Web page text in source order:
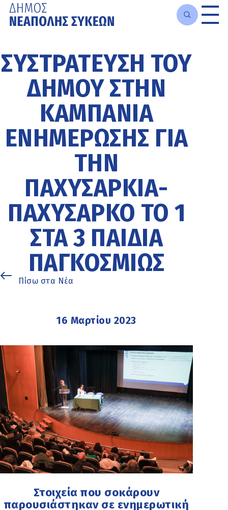
κυρίως
περιεχόμενο
ΣΥΣΤΡΆΤΕΥΣΗ ΤΟΥ
ΔΉΜΟΥ ΣΤΗΝ
ΚΑΜΠΆΝΙΑ
ΕΝΗΜΈΡΩΣΗΣ ΓΙΑ
ΤΗΝ
ΠΑΧΥΣΑΡΚΊΑ-
ΠΑΧΎΣΑΡΚΟ ΤΟ 1
ΣΤΑ 3 ΠΑΙΔΙΆ
ΠΑΓΚΟΣΜΊΩΣ
Πίσω στα Νέα
16 Μαρτίου 2023
Στοιχεία που σοκάρουν
παρουσιάστηκαν σε ενημερωτική